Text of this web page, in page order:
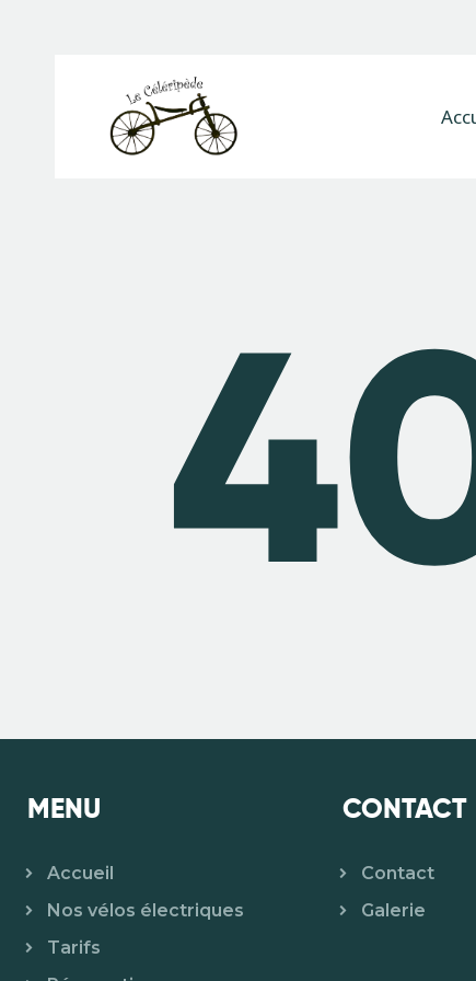
MENU
Accueil
Nos vélos électriques
Tarifs
CONTACT
Contact
Galerie